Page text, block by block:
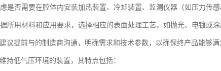
是否需要在腔体内安装加热装置、冷却装置、监测仪器（如压力传感
所用材料和应用要求，选择相应的表面处理工艺，如抛光、电镀或涂
议提前与的制造商沟通，明确需求和技术参数，以确保终产品能够满
持低气压环境的装置，其特点包括：